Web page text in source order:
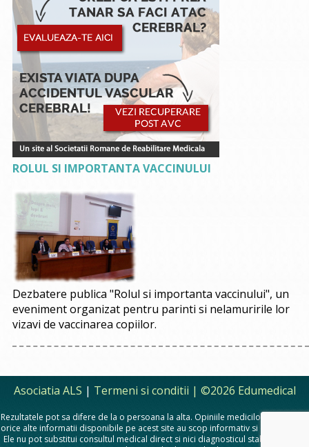
ROLUL SI IMPORTANTA VACCINULUI
Dezbatere publica "Rolul si importanta vaccinului", un
eveniment organizat pentru parinti si nelamuririle lor
vizavi de vaccinarea copiilor.
Asociatia ALS | Termeni si conditii | ©2026 Edumedical
Rezultatele pot sa difere de la o persoana la alta. Opiniile medicilor, sfaturile si
orice alte informatii disponibile pe acest site au scop informativ si educational.
Ele nu pot substitui consultul medical direct si nici diagnosticul stabilit in urma